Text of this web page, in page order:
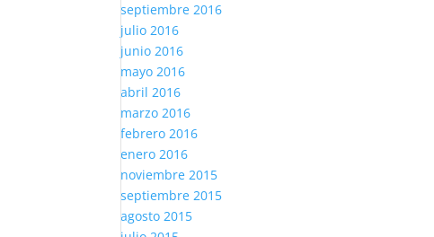
septiembre 2016
julio 2016
junio 2016
mayo 2016
abril 2016
marzo 2016
febrero 2016
enero 2016
noviembre 2015
septiembre 2015
agosto 2015